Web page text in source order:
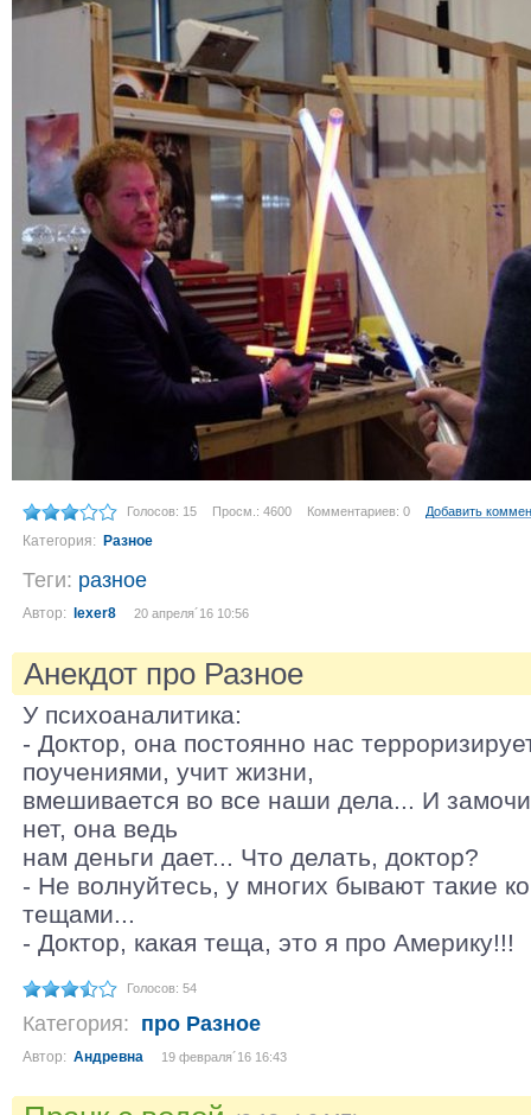
Голосов: 15 Просм.: 4600 Комментариев: 0 Добавить
Категория: Разное
Теги: разное
Автор: lexer8 20 апреля´16 10:56
Анекдот про Разное
У психоаналитика:
- Доктор, она постоянно нас
поучениями, учит жизни,
вмешивается во все наши дела... И
нет, она ведь
нам деньги дает... Что делать, доктор?
- Не волнуйтесь, у многих бывают такие
тещами...
- Доктор, какая теща, это я про Америку!!!
Голосов: 54
Категория: про Разное
Автор: Андревна 19 февраля´16 16:43